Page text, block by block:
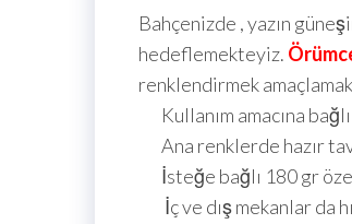
Bahçenizde , yazın
hedeflemekteyiz.
renklendirmek
Kullanım amacına
Ana renklerde hazır
İsteğe bağlı 180 gr
İç ve dış mekanlar da